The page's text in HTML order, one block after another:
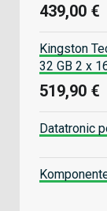
439,00 €
Kingston
32 GB 2 x
519,90 €
Datatronic